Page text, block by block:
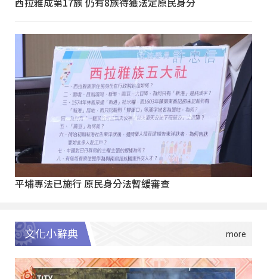
平埔專法已施行 原民身分法暫緩審查
文化小辭典